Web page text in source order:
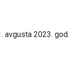
avgusta 2023. god.